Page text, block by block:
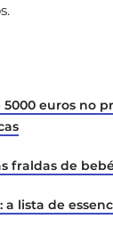
euros no
fraldas de
a lista de